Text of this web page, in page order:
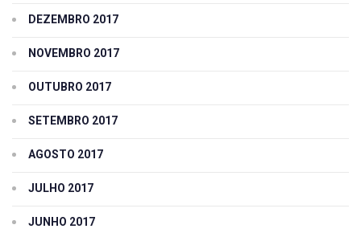
DEZEMBRO 2017
NOVEMBRO 2017
OUTUBRO 2017
SETEMBRO 2017
AGOSTO 2017
JULHO 2017
JUNHO 2017